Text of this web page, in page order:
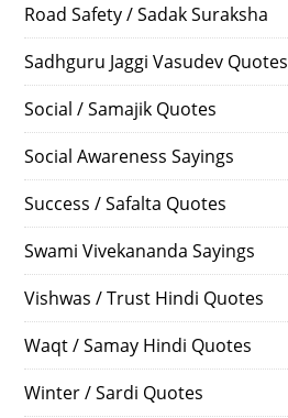
Road Safety / Sadak Suraksha
Sadhguru Jaggi Vasudev Quotes
Social / Samajik Quotes
Social Awareness Sayings
Success / Safalta Quotes
Swami Vivekananda Sayings
Vishwas / Trust Hindi Quotes
Waqt / Samay Hindi Quotes
Winter / Sardi Quotes